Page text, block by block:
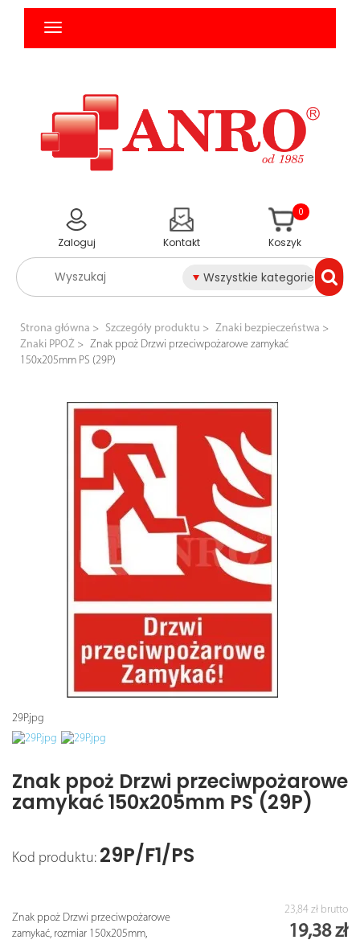
Wszystkie kategorie
Zaloguj Kontakt Koszyk
0
Strona główna Szczegóły produktu
Znaki bezpieczeństwa
Znaki PPOŻ
Znak ppoż Drzwi przeciwpożarowe zamykać
150x205mm PS (29P)
29P.jpg
Znak ppoż Drzwi przeciwpożarowe
zamykać 150x205mm PS (29P)
Kod produktu: 29P/F1/PS
Znak ppoż Drzwi przeciwpożarowe
zamykać, rozmiar 150x205mm,
23,84 zł brutto
19,38 zł